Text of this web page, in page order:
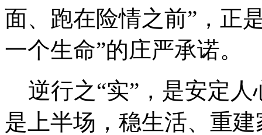
面、跑在险情之前”，正
一个生命”的庄严承诺。
逆行之“实”，是安定人
是上半场，稳生活、重